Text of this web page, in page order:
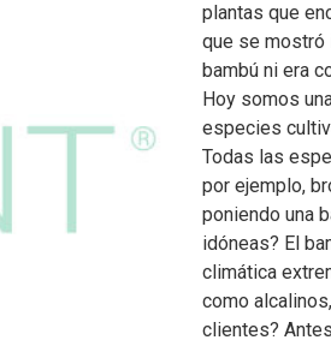
plantas que
que se mostró
bambú ni era
Hoy somos
especies
Todas las
por ejemplo,
poniendo una
idóneas? El
climática
como
clientes?